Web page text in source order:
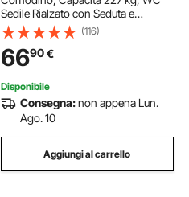
Sedile Rialzato con Seduta e
Schienale Imbottiti, Secchio
Rimovibile 5 L, Sedia da Vasino
Regolabile in Altezza Larghezza per
Anziani
(116)
6690€
Disponibile
Consegna:non appena Lun.
Ago. 10
Aggiungi al carrello